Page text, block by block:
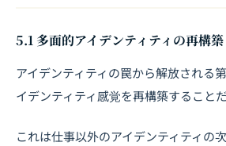
5.1 多面的アイデンティティの再構築
アイデンティティの罠から解放される
イデンティティ感覚を再構築すること
これは仕事以外のアイデンティティの